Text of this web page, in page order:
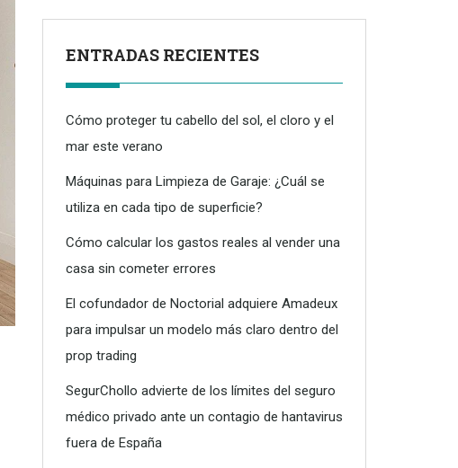
ENTRADAS RECIENTES
Cómo proteger tu cabello del sol, el cloro y el
mar este verano
Máquinas para Limpieza de Garaje: ¿Cuál se
utiliza en cada tipo de superficie?
Cómo calcular los gastos reales al vender una
casa sin cometer errores
El cofundador de Noctorial adquiere Amadeux
para impulsar un modelo más claro dentro del
prop trading
SegurChollo advierte de los límites del seguro
médico privado ante un contagio de hantavirus
fuera de España